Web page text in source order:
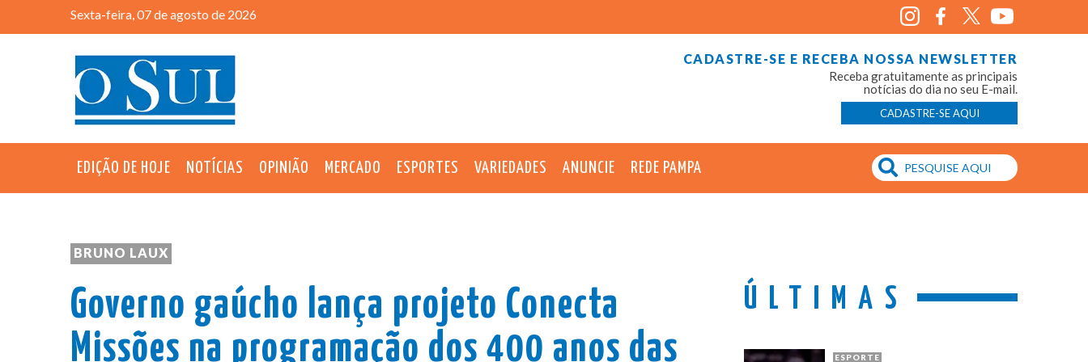
Sexta-feira, 07 de agosto de 2026
CADASTRE-SE E RECEBA NOSSA NEWSLETTER
Receba gratuitamente as principais
notícias do dia no seu E-mail.
CADASTRE-SE AQUI
EDIÇÃO DE HOJE NOTÍCIAS OPINIÃO MERCADO ESPORTES VARIEDADES ANUNCIE REDE PAMPA
BRUNO LAUX
Governo gaúcho lança projeto Conecta
Missões na programação dos 400 anos das
ÚLTIMAS
ESPORTE